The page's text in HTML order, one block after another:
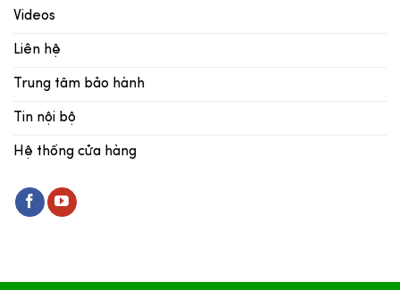
Videos
Liên hệ
Trung tâm bảo hành
Tin nội bộ
Hệ thống cửa hàng